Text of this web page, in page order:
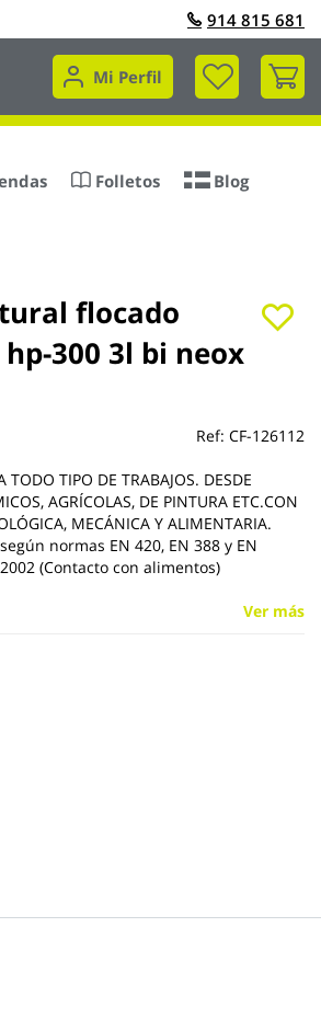
914 815 681
Mi Perfil
Mi
Folletos Blog
flocado
300 3l bi neox
Ref: CF-126112
TODO TIPO DE TRABAJOS. DESDE
AGRÍCOLAS, DE PINTURA ETC.CON
MECÁNICA Y ALIMENTARIA.
normas EN 420, EN 388 y EN
(Contacto con alimentos)
Ver más